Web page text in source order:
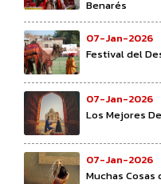
Benarés
07-Jan-2026
Festival del
07-Jan-2026
Los Mejores
07-Jan-2026
Muchas